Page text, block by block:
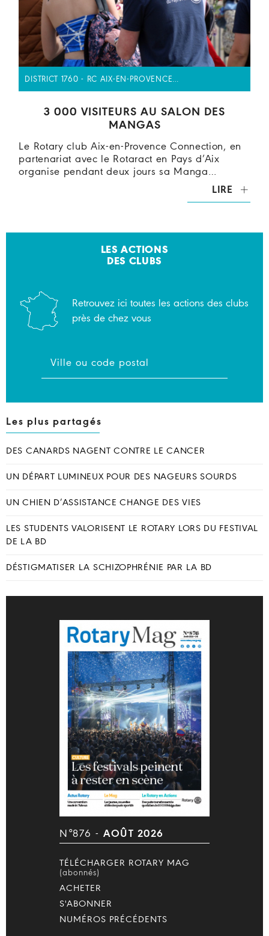
DISTRICT 1760 - RC AIX-EN-PROVENCE…
3 000 VISITEURS AU SALON DES
MANGAS
Le Rotary club Aix-en-Provence Connection, en
partenariat avec le Rotaract en Pays d’Aix
organise pendant deux jours sa Manga…
LIRE
LES ACTIONS
DES CLUBS
Retrouvez ici toutes les actions des clubs
près de chez vous
Les plus partagés
DES CANARDS NAGENT CONTRE LE CANCER
UN DÉPART LUMINEUX POUR DES NAGEURS SOURDS
UN CHIEN D’ASSISTANCE CHANGE DES VIES
LES STUDENTS VALORISENT LE ROTARY LORS DU FESTIVAL
DE LA BD
DÉSTIGMATISER LA SCHIZOPHRÉNIE PAR LA BD
N°876 - AOÛT 2026
TÉLÉCHARGER ROTARY MAG
(abonnés)
ACHETER
S'ABONNER
NUMÉROS PRÉCÉDENTS